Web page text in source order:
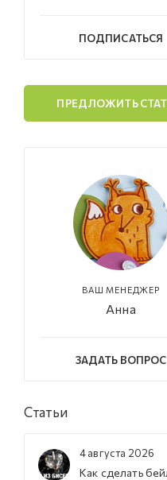
ПОДПИСАТЬСЯ
ПРЕДЛОЖИТЬ
ВАШ МЕНЕДЖЕР
Анна
ЗАДАТЬ ВОПРОС
Статьи
4 августа 2026
Как сделать